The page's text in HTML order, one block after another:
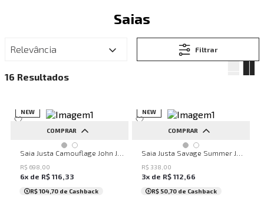
Saias
Relevância Filtrar
16
NEW
COMPRAR
32 34 36 38
40
42
...
R$ 698 00
6x de R$ 116,33
R$ 104,70 de Cashback
NEW
COMPRAR
PP P M G
R$ 338 00
3x de R$ 112,66
R$ 50,70 de Cashback